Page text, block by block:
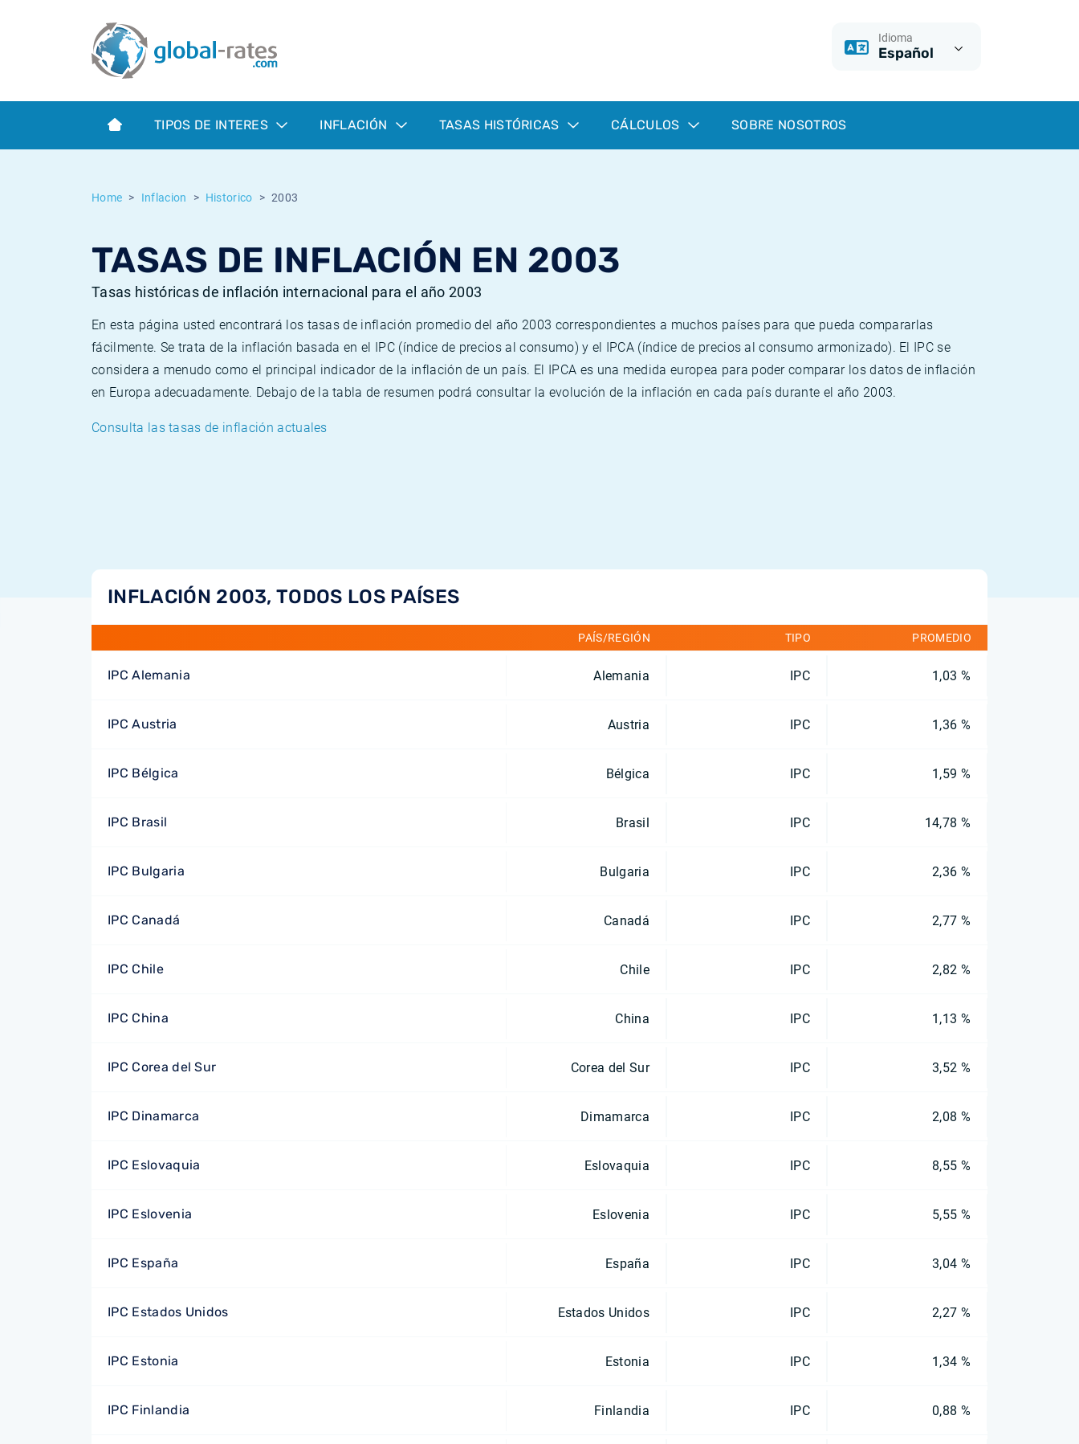
Idioma
Español
TIPOS DE INTERES INFLACIÓN TASAS HISTÓRICAS CÁLCULOS SOBRE NOSOTROS
Home Inflacion Historico 2003
TASAS DE INFLACIÓN EN 2003
Tasas históricas de inflación internacional para el año 2003
En esta página usted encontrará los tasas de inflación promedio del año 2003 correspondientes a muchos países para que pueda compararlas
fácilmente. Se trata de la inflación basada en el IPC (índice de precios al consumo) y el IPCA (índice de precios al consumo armonizado). El IPC se
considera a menudo como el principal indicador de la inflación de un país. El IPCA es una medida europea para poder comparar los datos de inflación
en Europa adecuadamente. Debajo de la tabla de resumen podrá consultar la evolución de la inflación en cada país durante el año 2003.
Consulta las tasas de inflación actuales
INFLACIÓN 2003, TODOS LOS PAÍSES
PAÍS/REGIÓN TIPO PROMEDIO
IPC Alemania Alemania IPC 1,03 %
IPC Austria Austria IPC 1,36 %
IPC Bélgica Bélgica IPC 1,59 %
IPC Brasil Brasil IPC 14,78 %
IPC Bulgaria Bulgaria IPC 2,36 %
IPC Canadá Canadá IPC 2,77 %
IPC Chile Chile IPC 2,82 %
IPC China China IPC 1,13 %
IPC Corea del Sur Corea del Sur IPC 3,52 %
IPC Dinamarca Dimamarca IPC 2,08 %
IPC Eslovaquia Eslovaquia IPC 8,55 %
IPC Eslovenia Eslovenia IPC 5,55 %
IPC España España IPC 3,04 %
IPC Estados Unidos Estados Unidos IPC 2,27 %
IPC Estonia Estonia IPC 1,34 %
IPC Finlandia Finlandia IPC 0,88 %
Term SOFR
¿Qué es la inflación IPC?
¿Qué es la inflación IPCA?
Inflación Mexicano - IPC
Euribor - histórico
ESTER - histórico
Calculadora de inflación